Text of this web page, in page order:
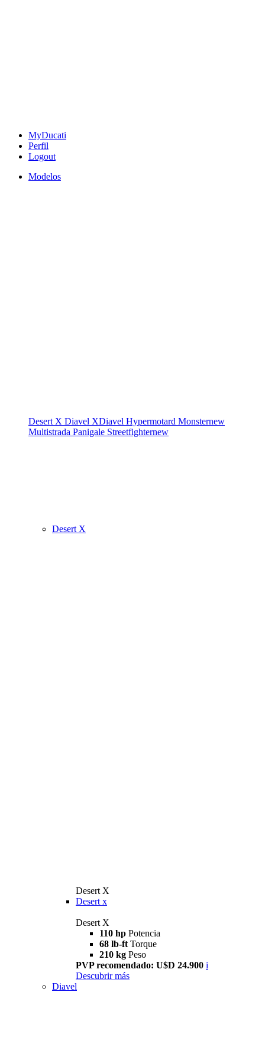
MyDucati
Perfil
Logout
Modelos
Desert X Diavel XDiavel Hypermotard Monsternew
Multistrada Panigale Streetfighternew
Desert X
Desert X
Desert x
Desert X
110 hp Potencia
68 lb-ft Torque
210 kg Peso
PVP recomendado: U$D 24.900 i
Descubrir más
Diavel